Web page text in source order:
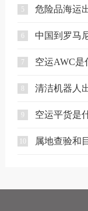
5 危险品海运
6 中国到罗马
7
清洁机器人
9